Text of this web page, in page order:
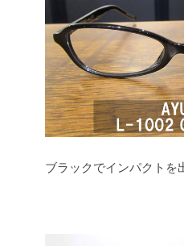
ブラックでインパクトを